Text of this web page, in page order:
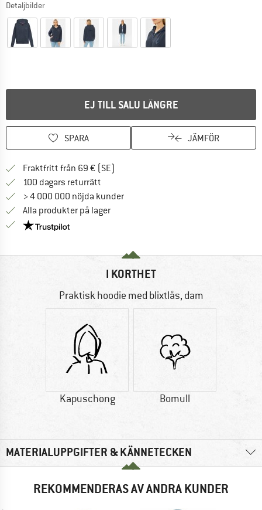
Detaljbilder
EJ TILL SALU LÄNGRE
SPARA JÄMFÖR
Fraktfritt från 69 € (SE)
100 dagars returrätt
> 4 000 000 nöjda kunder
Alla produkter på lager
Trust Pilot-garanti - hitta all information här!
I KORTHET
Praktisk hoodie med blixtlås, dam
Kapuschong Bomull
MATERIALUPPGIFTER & KÄNNETECKEN
REKOMMENDERAS AV ANDRA KUNDER